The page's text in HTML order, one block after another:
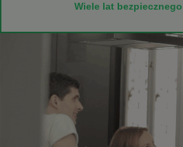
Wiele lat